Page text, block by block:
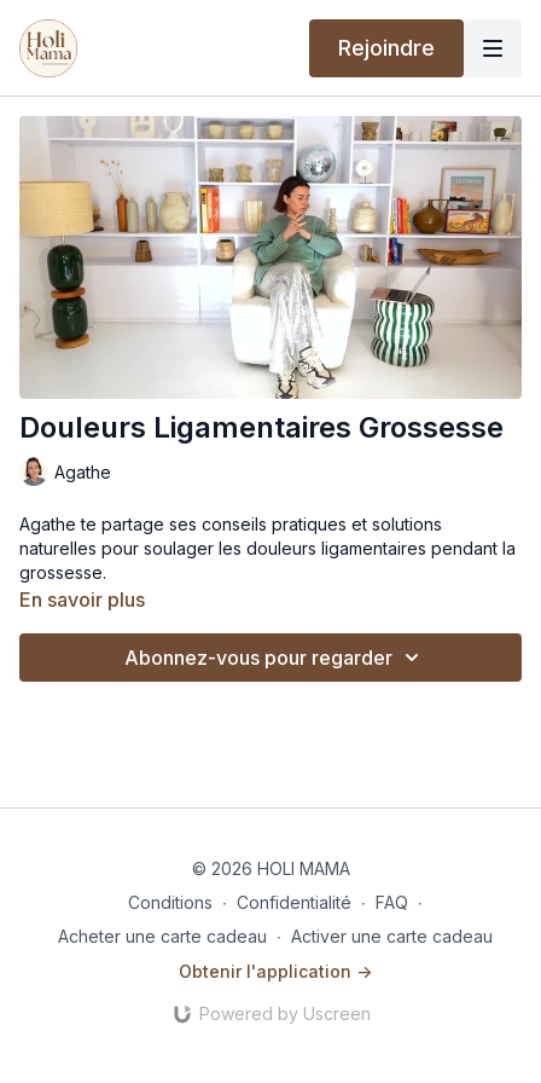
Rejoindre
Douleurs Ligamentaires Grossesse
Agathe
Agathe te partage ses conseils pratiques et solutions
naturelles pour soulager les douleurs ligamentaires pendant la
grossesse.
En savoir plus
Abonnez-vous pour regarder
© 2026 HOLI MAMA
Conditions ∙ Confidentialité ∙ FAQ ∙
Acheter une carte cadeau ∙ Activer une carte cadeau
Obtenir l'application ->
Powered by Uscreen